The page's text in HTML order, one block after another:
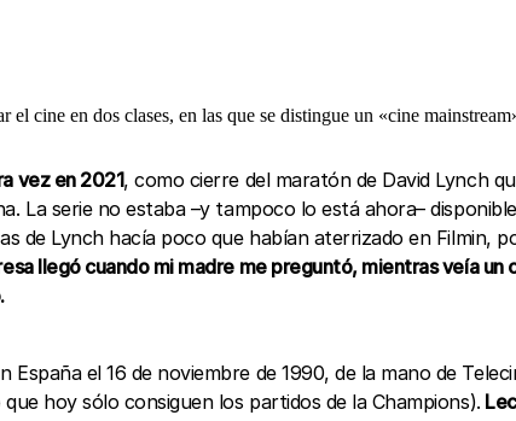
el cine en dos clases, en las que se distingue un «cine
vez en 2021, como cierre del maratón de David Lynch
La serie no estaba –y tampoco lo está ahora–
de Lynch hacía poco que habían aterrizado en Filmin,
llegó cuando mi madre me preguntó, mientras veía un
España el 16 de noviembre de 1990, de la mano de
hoy sólo consiguen los partidos de la Champions).